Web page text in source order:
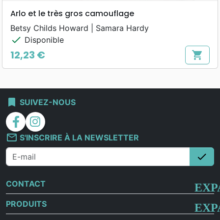
Arlo et le très gros camouflage
Betsy Childs Howard | Samara Hardy
check Disponible
Prix
12,23 € shopping_cart
bookmark SUIVEZ-NOUS
facebook
instagram
mail_outline S'INSCRIRE À LA NEWSLETTER
check
CONTACT
PRODUITS